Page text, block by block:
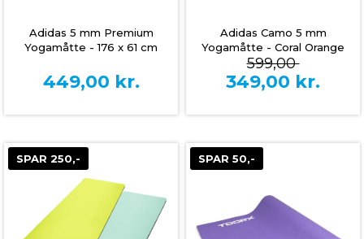
Adidas 5 mm Premium
Yogamåtte - 176 x 61 cm
449,00 kr.
Adidas Camo 5 mm
Yogamåtte - Coral Orange
599,00
349,00 kr.
SPAR 250,- SPAR 50,-